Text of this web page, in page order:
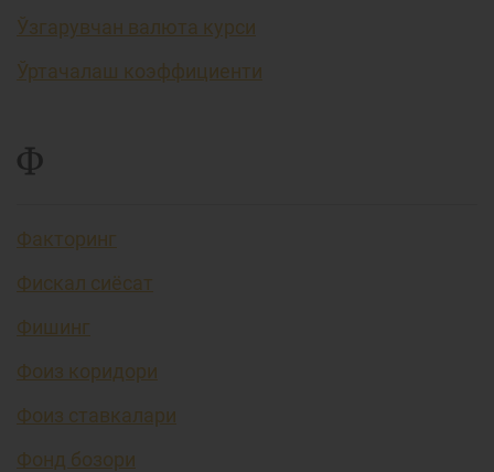
Ўзгарувчан валюта курси
Ўртачалаш коэффициенти
Ф
Факторинг
Фискал сиёсат
Фишинг
Фоиз коридори
Фоиз ставкалари
Фонд бозори